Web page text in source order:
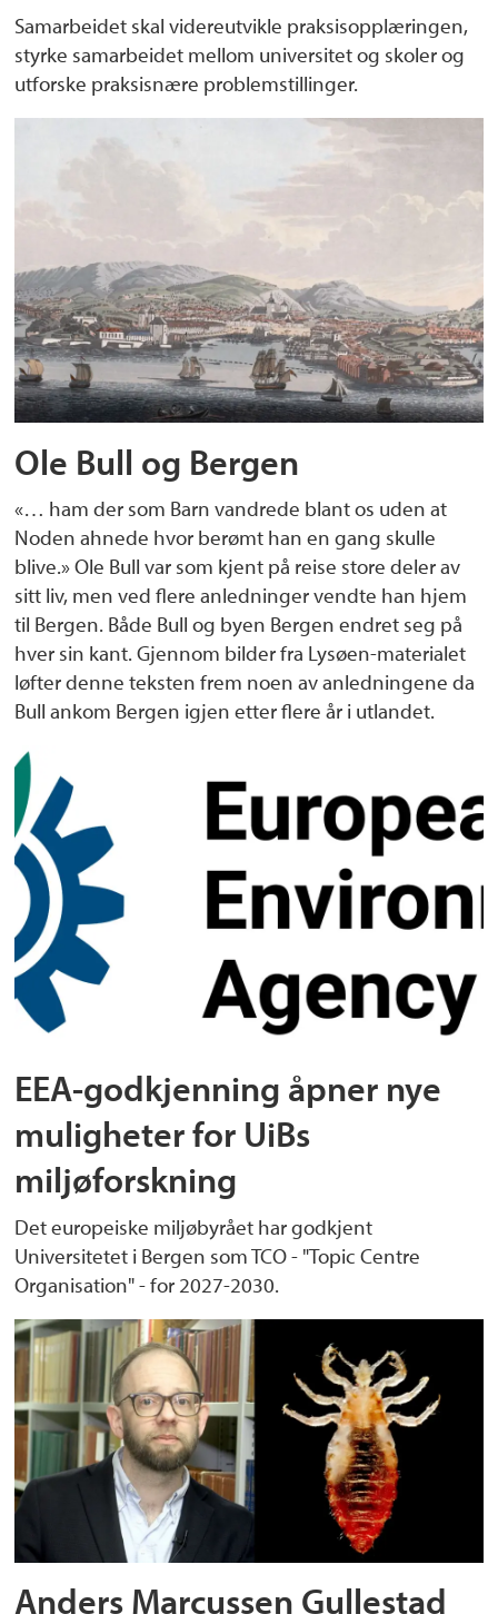
Samarbeidet skal videreutvikle praksisopplæringen,
styrke samarbeidet mellom universitet og skoler og
utforske praksisnære problemstillinger.
Ole Bull og Bergen
«… ham der som Barn vandrede blant os uden at
Noden ahnede hvor berømt han en gang skulle
blive.» Ole Bull var som kjent på reise store deler av
sitt liv, men ved flere anledninger vendte han hjem
til Bergen. Både Bull og byen Bergen endret seg på
hver sin kant. Gjennom bilder fra Lysøen-materialet
løfter denne teksten frem noen av anledningene da
Bull ankom Bergen igjen etter flere år i utlandet.
EEA-godkjenning åpner nye
muligheter for UiBs
miljøforskning
Det europeiske miljøbyrået har godkjent
Universitetet i Bergen som TCO - "Topic Centre
Organisation" - for 2027-2030.
Anders Marcussen Gullestad